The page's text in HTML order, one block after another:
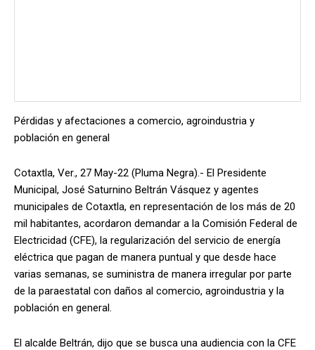
Pérdidas y afectaciones a comercio, agroindustria y
población en general
Cotaxtla, Ver., 27 May-22 (Pluma Negra).- El Presidente
Municipal, José Saturnino Beltrán Vásquez y agentes
municipales de Cotaxtla, en representación de los más de 20
mil habitantes, acordaron demandar a la Comisión Federal de
Electricidad (CFE), la regularización del servicio de energía
eléctrica que pagan de manera puntual y que desde hace
varias semanas, se suministra de manera irregular por parte
de la paraestatal con daños al comercio, agroindustria y la
población en general.
El alcalde Beltrán, dijo que se busca una audiencia con la CFE